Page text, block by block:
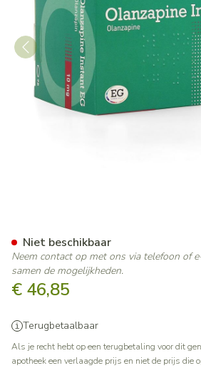
€ 46,85
Terugbetaalbaar
Als je recht hebt op een terugbetaling voor dit
apotheek een verlaagde prijs en niet de prijs die
Niet beschikbaar
Neem contact op met ons via telefoon of
samen de mogelijkheden.